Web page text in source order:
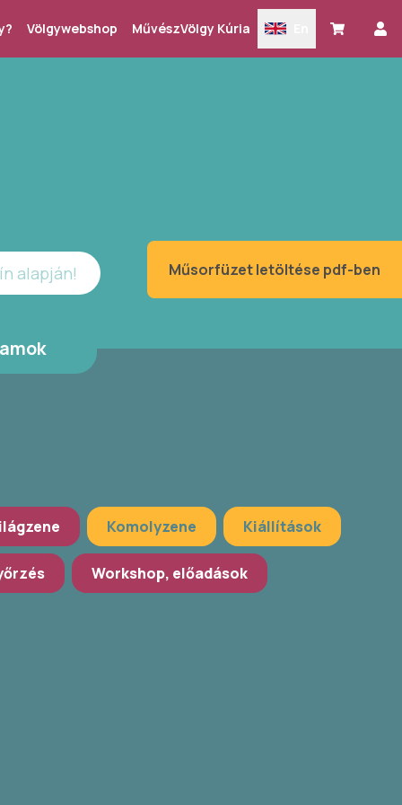
Völgywebshop MűvészVölgy Kúria
alapján! Műsorfüzet letöltése pdf-ben
Komolyzene Kiállítások
Workshop, előadások